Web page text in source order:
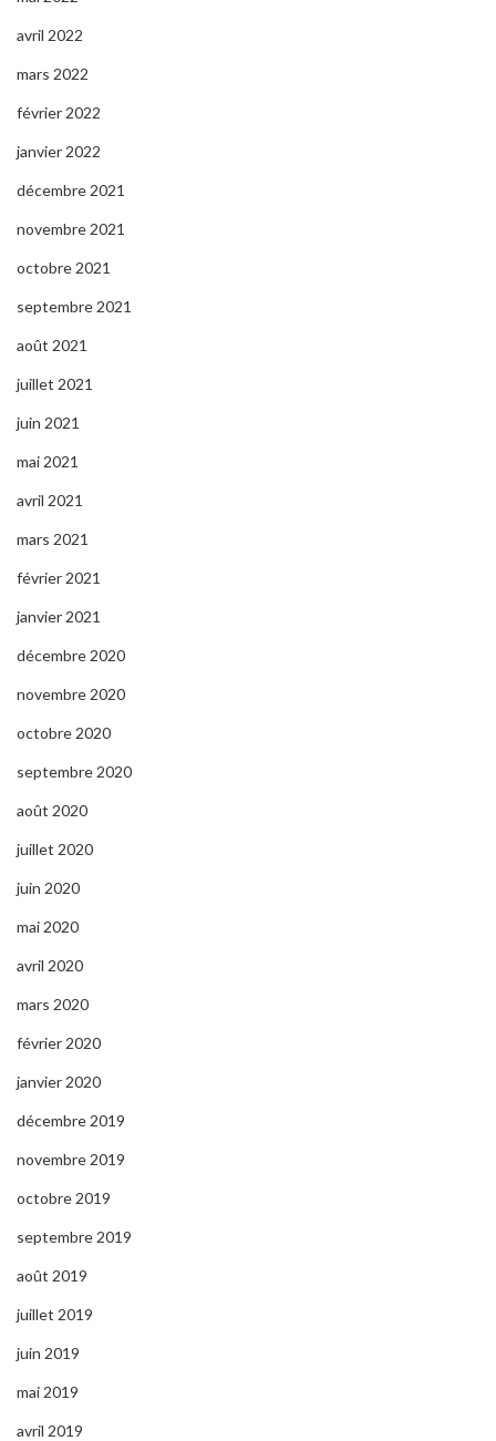
avril 2022
mars 2022
février 2022
janvier 2022
décembre 2021
novembre 2021
octobre 2021
septembre 2021
août 2021
juillet 2021
juin 2021
mai 2021
avril 2021
mars 2021
février 2021
janvier 2021
décembre 2020
novembre 2020
octobre 2020
septembre 2020
août 2020
juillet 2020
juin 2020
mai 2020
avril 2020
mars 2020
février 2020
janvier 2020
décembre 2019
novembre 2019
octobre 2019
septembre 2019
août 2019
juillet 2019
juin 2019
mai 2019
avril 2019